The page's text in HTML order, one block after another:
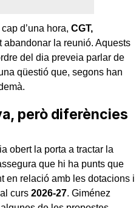
d’una hora, CGT,
abandonar la reunió. Aquests
del dia preveia parlar de
qüestió que, segons han
però diferències
obert la porta a tractar la
que hi ha punts que
en relació amb les dotacions i
curs 2026-27. Giménez